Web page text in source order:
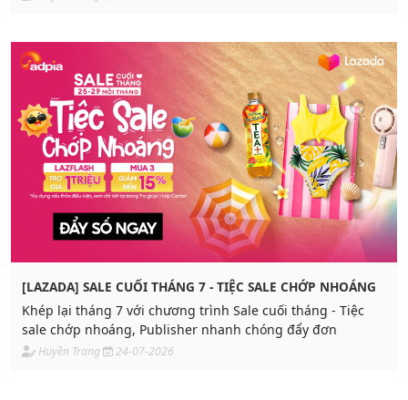
[LAZADA] SALE CUỐI THÁNG 7 - TIỆC SALE CHỚP NHOÁNG
Khép lại tháng 7 với chương trình Sale cuối tháng - Tiệc
sale chớp nhoáng, Publisher nhanh chóng đẩy đơn
Huyền Trang 24-07-2026